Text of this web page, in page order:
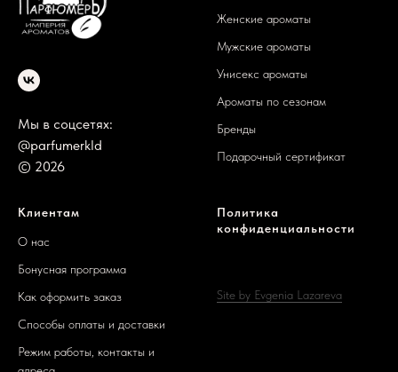
Мы в соцсетях:
@parfumerkld
© 2026
Женские ароматы
Мужские ароматы
Унисекс ароматы
Ароматы по сезонам
Бренды
Подарочный сертификат
Клиентам
О нас
Бонусная программа
Как оформить заказ
Способы оплаты и доставки
Режим работы, контакты и
Политика
конфиденциальности
Site by Evgenia Lazareva